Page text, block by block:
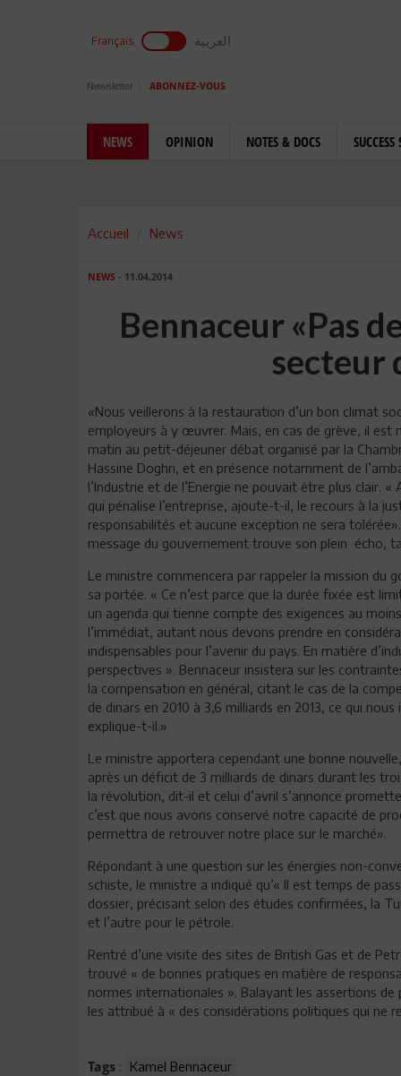
Français العربية
Newsletter ABONNEZ-VOUS
NEWS OPINION NOTES & DOCS SUCCESS
Accueil News
NEWS - 11.04.2014
Bennaceur «Pas
secteur
«Nous veillerons à la restauration d’un bon climat
employeurs à y œuvrer. Mais, en cas de grève, il est
matin au petit-déjeuner débat organisé par la
Hassine Doghri, et en présence notamment de
l’Industrie et de l’Energie ne pouvait être plus clair.
qui pénalise l’entreprise, ajoute-t-il, le recours à la
responsabilités et aucune exception ne sera
message du gouvernement trouve son plein écho,
Le ministre commencera par rappeler la mission du
sa portée. « Ce n’est parce que la durée fixée est
un agenda qui tienne compte des exigences au
l’immédiat, autant nous devons prendre en
indispensables pour l’avenir du pays. En matière
perspectives ». Bennaceur insistera sur les
la compensation en général, citant le cas de la
de dinars en 2010 à 3,6 milliards en 2013, ce qui
explique-t-il.»
Le ministre apportera cependant une bonne
après un déficit de 3 milliards de dinars durant les
la révolution, dit-il et celui d’avril s’annonce
c’est que nous avons conservé notre capacité de
permettra de retrouver notre place sur le marché».
Répondant à une question sur les énergies non-
schiste, le ministre a indiqué qu’« Il est temps de
dossier, précisant selon des études confirmées, la
et l’autre pour le pétrole.
Rentré d’une visite des sites de British Gas et de
trouvé « de bonnes pratiques en matière de
normes internationales ». Balayant les assertions
les attribué à « des considérations politiques qui ne
Tags : Kamel Bennaceur